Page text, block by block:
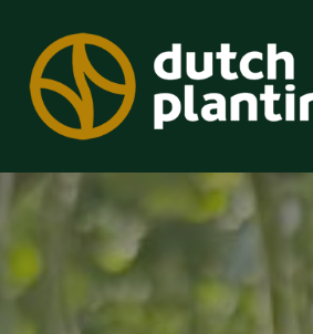
main
content